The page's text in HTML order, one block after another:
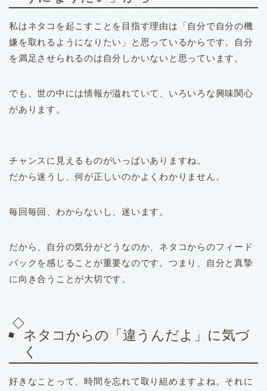
私はネタコを起こすことを目指す理由は「自分で自分の機
嫌を取れるようになりたい」と思っているからです。
自分
を満足させられるのは自分しかいないと思っています。
でも、世の中には情報が溢れていて、いろいろな興味関心
があります。
チャンスに見えるものがいっぱいありますね。
だから迷うし、何が正しいのかよくわかりません。
毎回毎回、わからないし、迷います。
だから、自分の気分がどうなのか、ネタコからのフィード
バックを感じることが重要なのです。 つまり、自分と真摯
に向き合うことが大切です。
ネタコからの「違うんだよ」に気づ
く
好きなことって、時間を忘れて取り組めますよね。 それに